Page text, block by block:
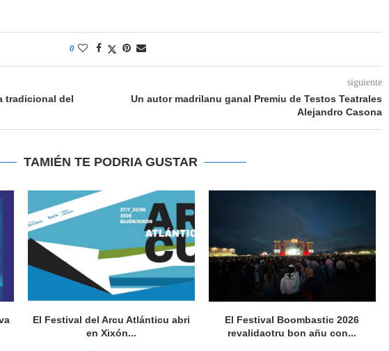
0
tradicional del
siguiente
Un autor madrilanu ganal Premiu de Testos Teatrales
Alejandro Casona
TAMIÉN TE PODRIA GUSTAR
El Festival del Arcu Atlánticu abri
en Xixón...
El Festival Boombastic 2026
revalidaotru bon añu con...